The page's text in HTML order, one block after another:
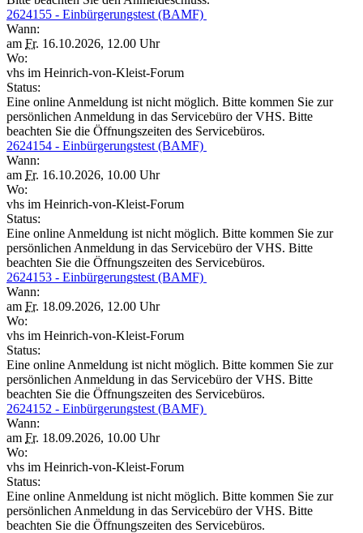
2624155 - Einbürgerungstest (BAMF)
Wann:
am Fr. 16.10.2026, 12.00 Uhr
Wo:
vhs im Heinrich-von-Kleist-Forum
Status:
Eine online Anmeldung ist nicht möglich. Bitte kommen Sie zur
persönlichen Anmeldung in das Servicebüro der VHS. Bitte
beachten Sie die Öffnungszeiten des Servicebüros.
2624154 - Einbürgerungstest (BAMF)
Wann:
am Fr. 16.10.2026, 10.00 Uhr
Wo:
vhs im Heinrich-von-Kleist-Forum
Status:
Eine online Anmeldung ist nicht möglich. Bitte kommen Sie zur
persönlichen Anmeldung in das Servicebüro der VHS. Bitte
beachten Sie die Öffnungszeiten des Servicebüros.
2624153 - Einbürgerungstest (BAMF)
Wann:
am Fr. 18.09.2026, 12.00 Uhr
Wo:
vhs im Heinrich-von-Kleist-Forum
Status:
Eine online Anmeldung ist nicht möglich. Bitte kommen Sie zur
persönlichen Anmeldung in das Servicebüro der VHS. Bitte
beachten Sie die Öffnungszeiten des Servicebüros.
2624152 - Einbürgerungstest (BAMF)
Wann:
am Fr. 18.09.2026, 10.00 Uhr
Wo:
vhs im Heinrich-von-Kleist-Forum
Status:
Eine online Anmeldung ist nicht möglich. Bitte kommen Sie zur
persönlichen Anmeldung in das Servicebüro der VHS. Bitte
beachten Sie die Öffnungszeiten des Servicebüros.